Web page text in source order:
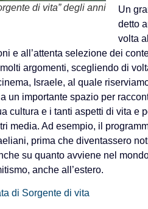
di vita” degli anni
Un
detto
volta
e all’attenta selezione dei
argomenti, scegliendo di
Israele, al quale
un importante spazio per
cultura e i tanti aspetti di vita e
media. Ad esempio, il
prima che diventassero
su quanto avviene nel
anche all’estero.
di Sorgente di vita